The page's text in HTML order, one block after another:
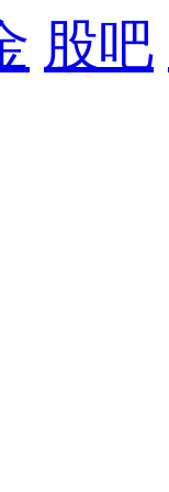
股吧